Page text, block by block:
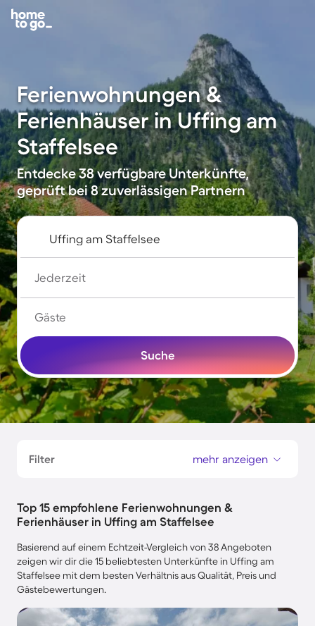
Ferienwohnungen &
Ferienhäuser in Uffing am
Staffelsee
Entdecke 38 verfügbare Unterkünfte,
geprüft bei 8 zuverlässigen Partnern
Jederzeit
Gäste
Suche
Filter mehr anzeigen
Top 15 empfohlene Ferienwohnungen &
Ferienhäuser in Uffing am Staffelsee
Basierend auf einem Echtzeit-Vergleich von 38 Angeboten
zeigen wir dir die 15 beliebtesten Unterkünfte in Uffing am
Staffelsee mit dem besten Verhältnis aus Qualität, Preis und
Gästebewertungen.